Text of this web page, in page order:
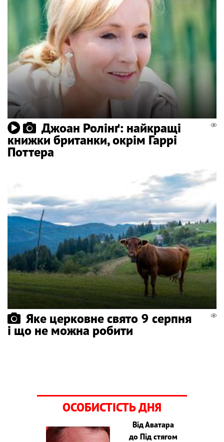
Джоан Ролінґ: найкращі
книжки британки, окрім Гаррі
Поттера
Яке церковне свято 9 серпня
і що не можна робити
ОСОБИСТІСТЬ ДНЯ
Від Аватара
до Під стягом